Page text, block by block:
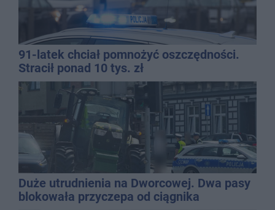
91-latek chciał pomnożyć oszczędności.
Stracił ponad 10 tys. zł
Duże utrudnienia na Dworcowej. Dwa pasy
blokowała przyczepa od ciągnika